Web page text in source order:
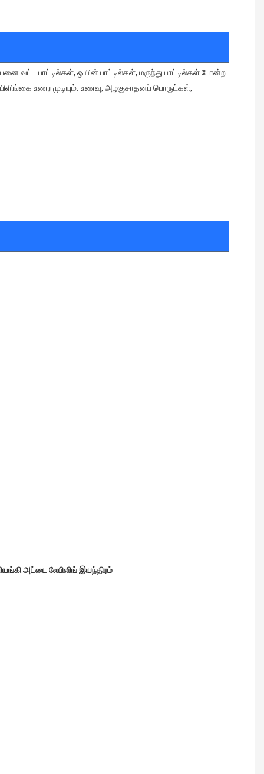
உணர முடியும். உணவு, அழகுசாதனப் பொருட்கள்,
அட்டை லேபிளிங் இயந்திரம்